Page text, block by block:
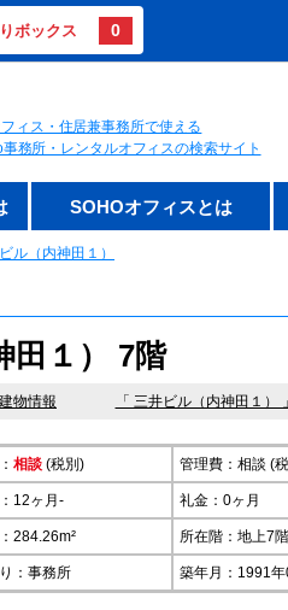
ボックス 0
ィス・住居兼事務所で使える
務所・レンタルオフィスの検索サイト
SOHOオフィスとは
ル（内神田１）
田１） 7階
物情報 「 三井ビル（内神田１）
相談 (税別) 管理費：相談 (
12ヶ月- 礼金：0ヶ月
284.26m² 所在階： 地上7階
：事務所 築年月：1991年